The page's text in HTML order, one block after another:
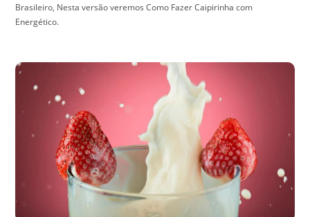
Brasileiro, Nesta versão veremos Como Fazer Caipirinha com
Energético.